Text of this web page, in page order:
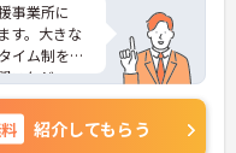
事業所に
す。大きな
イム制を導
スケジュー
ら柔軟に働
に加え、
療費・薬代
紹介してもらう